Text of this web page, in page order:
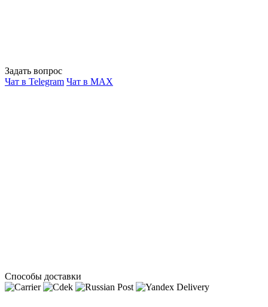
Задать вопрос
Чат в Telegram Чат в MAX
Способы доставки